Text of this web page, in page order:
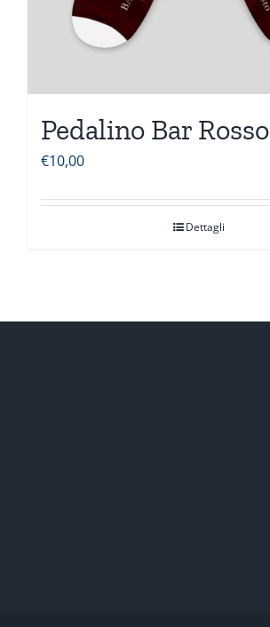
Pedalino Bar Rosso
€10,00
Dettagli